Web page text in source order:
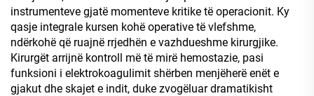
instrumenteve gjatë momenteve kritike të operacionit. Ky
qasje integrale kursen kohë operative të vlefshme,
ndërkohë që ruajnë rrjedhën e vazhdueshme kirurgjike.
Kirurgët arrijnë kontroll më të mirë hemostazie, pasi
funksioni i elektrokoagulimit shërben menjëherë enët e
gjakut dhe skajet e indit, duke zvogëluar dramatikisht